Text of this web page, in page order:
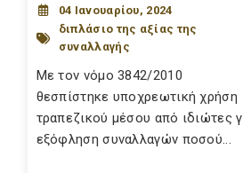
04 Ιανουαρίου, 2024
διπλάσιο της αξίας της
συναλλαγής
Με τον νόμο 3842/2010
θεσπίστηκε υποχρεωτική χρήση
τραπεζικού μέσου από ιδιώτες
εξόφληση συναλλαγών ποσού...